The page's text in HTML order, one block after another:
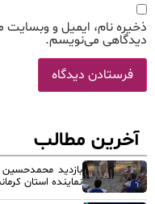
ذخیره نام، ایمیل و وبسایت
دیدگاهی می‌نویسم.
آخرین مطالب
بازدید محمدحسین
نماینده استان